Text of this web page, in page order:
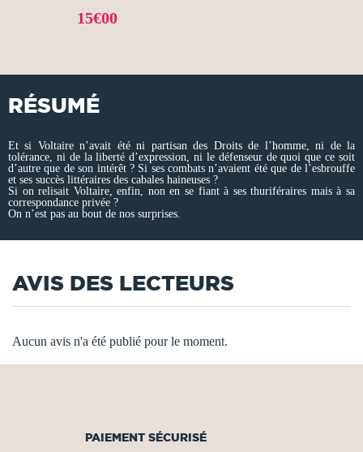
15€00
RÉSUMÉ
Et si Voltaire n’avait été ni partisan des Droits de l’homme, ni de la
tolérance, ni de la liberté d’expression, ni le défenseur de quoi que ce soit
d’autre que de son intérêt ? Si ses combats n’avaient été que de l’esbrouffe
et ses succès littéraires des cabales haineuses ?
Si on relisait Voltaire, enfin, non en se fiant à ses thuriféraires mais à sa
correspondance privée ?
On n’est pas au bout de nos surprises.
AVIS DES LECTEURS
Aucun avis n'a été publié pour le moment.
PAIEMENT SÉCURISÉ